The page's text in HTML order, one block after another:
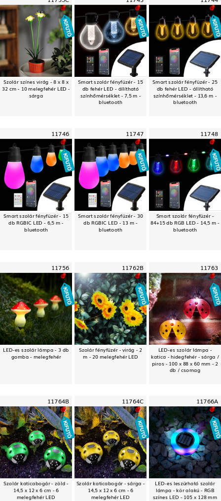
Szolár színes virág - 8 x 8 x
32 cm - 10 melegfehér LED -
sárga
Smart szolár fényfüzér - 15
db fehér LED - állítható
színhőmérséklet - 7,5 m -
bluetooth
Smart szolár fényfüzér - 25
db fehér LED - állítható
színhőmérséklet - 13,6 m -
bluetooth
11746
Smart szolár fényfüzér - 15
db RGBIC LED - 6,5 m -
bluetooth
11747
Smart szolár fényfüzér - 30
db RGBIC LED - 13 m -
bluetooth
11748
Smart szolár fényfüzér -
84+15 db RGB LED - 14,5 m -
bluetooth
11756
LED-es szolár lámpa - 3 db
gomba - melegfehér
11762B
Szolár fényfüzér - virág - 2
m - 20 melegfehér LED
11763
LED-es szolár lámpa -
katica - hidegfehér - sárga /
piros - 100 x 88 x 60 mm - 2
db / csomag
11764B
Szolár katicabogár - zöld -
14,5 x 12 x 6 cm - 6
melegfehér LED
11764C
Szolár katicabogár - sárga -
14,5 x 12 x 6 cm - 6
melegfehér LED
11766A
LED-es leszúrható szolár
lámpa - kör alakú - RGB
színes LED - 105 x 128 mm